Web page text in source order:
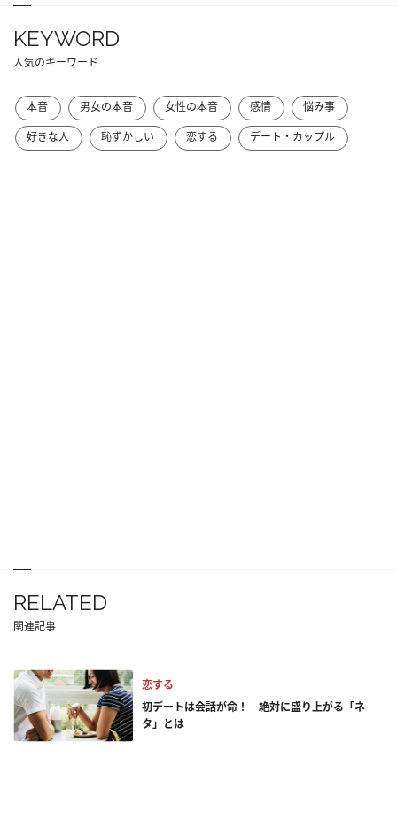
KEYWORD
人気のキーワード
本音 男女の本音 女性の本音 感情
悩み事
好きな人
恥ずかしい 恋する デート・カップル
RELATED
関連記事
恋する
初デートは会話が命！ 絶対に盛り上がる「ネ
タ」とは